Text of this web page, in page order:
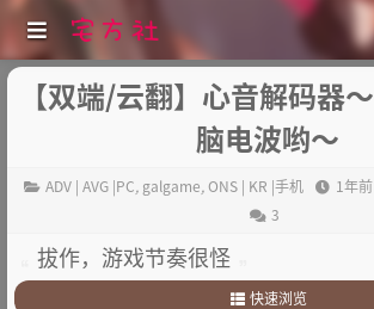
【双端/云翻】心音解码器
脑电波哟～
ADV | AVG |PC, galgame,ONS | KR |手机 1年前
3
拔作，游戏节奏很怪
快速浏览